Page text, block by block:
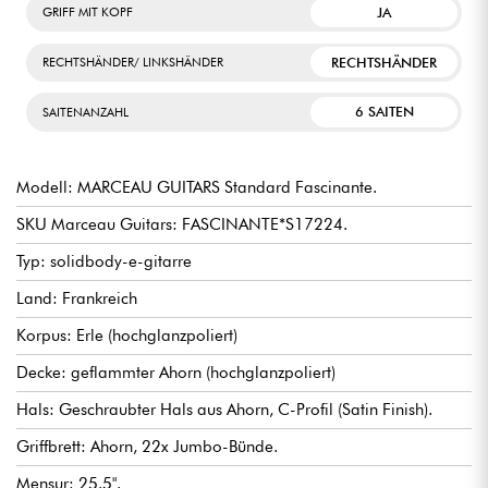
GRIFF MIT KOPF JA
RECHTSHÄNDER/ LINKSHÄNDER RECHTSHÄNDER
SAITENANZAHL 6 SAITEN
Modell: MARCEAU GUITARS Standard Fascinante.
SKU Marceau Guitars: FASCINANTE*S17224.
Typ: solidbody-e-gitarre
Land: Frankreich
Korpus: Erle (hochglanzpoliert)
Decke: geflammter Ahorn (hochglanzpoliert)
Hals: Geschraubter Hals aus Ahorn, C-Profil (Satin Finish).
Griffbrett: Ahorn, 22x Jumbo-Bünde.
Mensur: 25.5".